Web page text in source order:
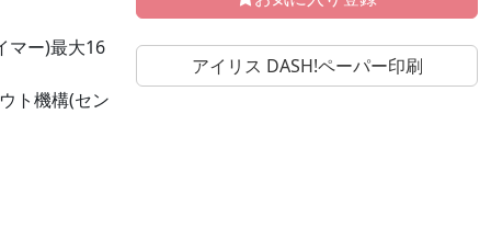
マー)最大16
ト機構(セン
アイリス DASH!ペーパー印刷